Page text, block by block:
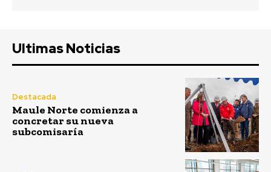
Ultimas Noticias
Destacada
Maule Norte comienza a
concretar su nueva
subcomisaría